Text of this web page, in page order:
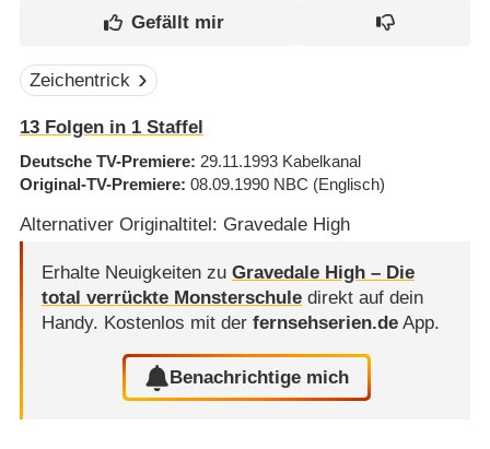
Zeichentrick
13Folgen in 1Staffel
Deutsche TV-Premiere 29.11.1993 Kabelkanal
Original-TV-Premiere 08.09.1990 NBC (Englisch)
Alternativer Originaltitel: Gravedale High
Erhalte Neuigkeiten zu Gravedale High – Die
total verrückte Monsterschuledirekt auf dein
Handy. Kostenlos mit der fernsehserien.deApp.
Benachrichtige mich